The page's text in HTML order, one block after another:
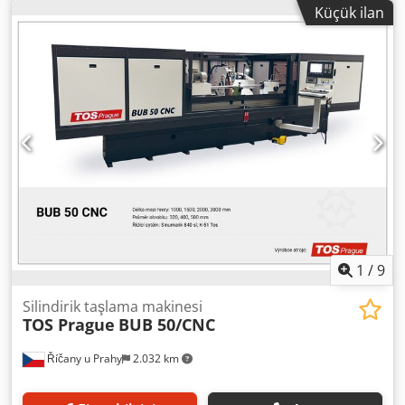
spindle head - Swivel angle display for upper table - Partial
enclosure in X as well as custom requirements
CBN 400 x 5 mm Mil gücü 24 kW Makine ağırlığı yaklaşık 11
makinesi, üretim yılı 2000 - Düzenli bakım yapılmıştır -
Dökümantasyon mevcuttur Özel aksesuarlar: - KSS ünitesi
Junker novotecnic - Emme üniteleri 2x LTA II R/H - Hyfra
geri soğutucu - 4 taşlama taşı ham maddesi - Izgaralı yağ
banyosu *Feragatname: Tüm bilgiler bağlayıcı değildir ve
eksik veya farklı olabilir. Değişiklik hakkı saklıdır. Bilgilerin
doğruluğu veya eksiksizliği için herhangi bir sorumluluk
veya üçüncü kişilerle paylaşılması, yazılı açık onayımız
olmaksızın yasaktır.
Küçük ilan
1 /9
Říčany u Prahy 2.032 km
Silindirik taşlama makinesi
TOS Prague BUB 50/CNC